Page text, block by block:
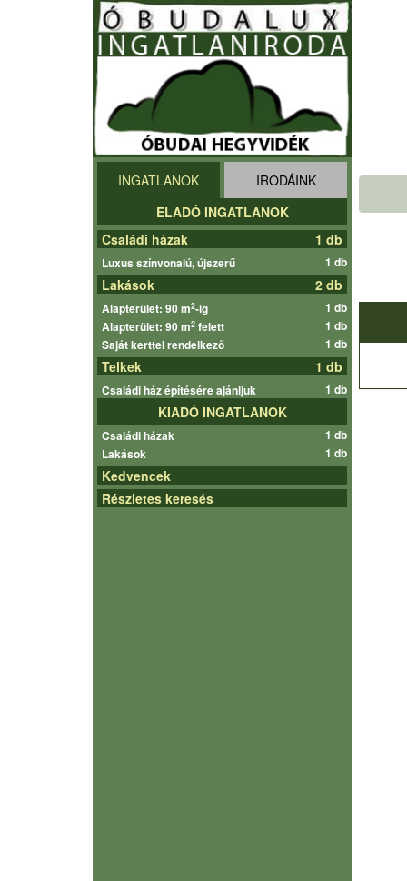
INGATLANOK
IRODÁINK
ELADÓ INGATLANOK
Családi házak
1 db
Luxus színvonalú, újszerű 1 db
Lakások 2 db
Alapterület: 90 m2-ig
1 db
Alapterület: 90 m2 felett
1 db
Saját kerttel rendelkező
1 db
Telkek 1 db
Családi ház építésére ajánljuk 1 db
KIADÓ INGATLANOK
Családi házak
1 db
Lakások
1 db
Kedvencek
Részletes keresés